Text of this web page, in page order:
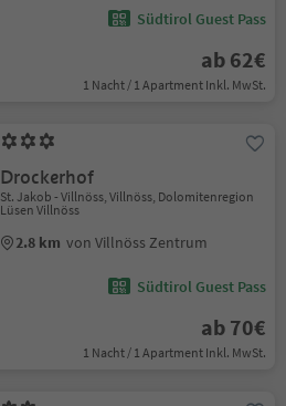
Südtirol Guest Pass
ab 62€
1 Nacht / 1 Apartment Inkl. MwSt.
Drockerhof
St. Jakob - Villnöss, Villnöss, Dolomitenregion
Lüsen Villnöss
2.8 km von Villnöss Zentrum
Südtirol Guest Pass
ab 70€
1 Nacht / 1 Apartment Inkl. MwSt.